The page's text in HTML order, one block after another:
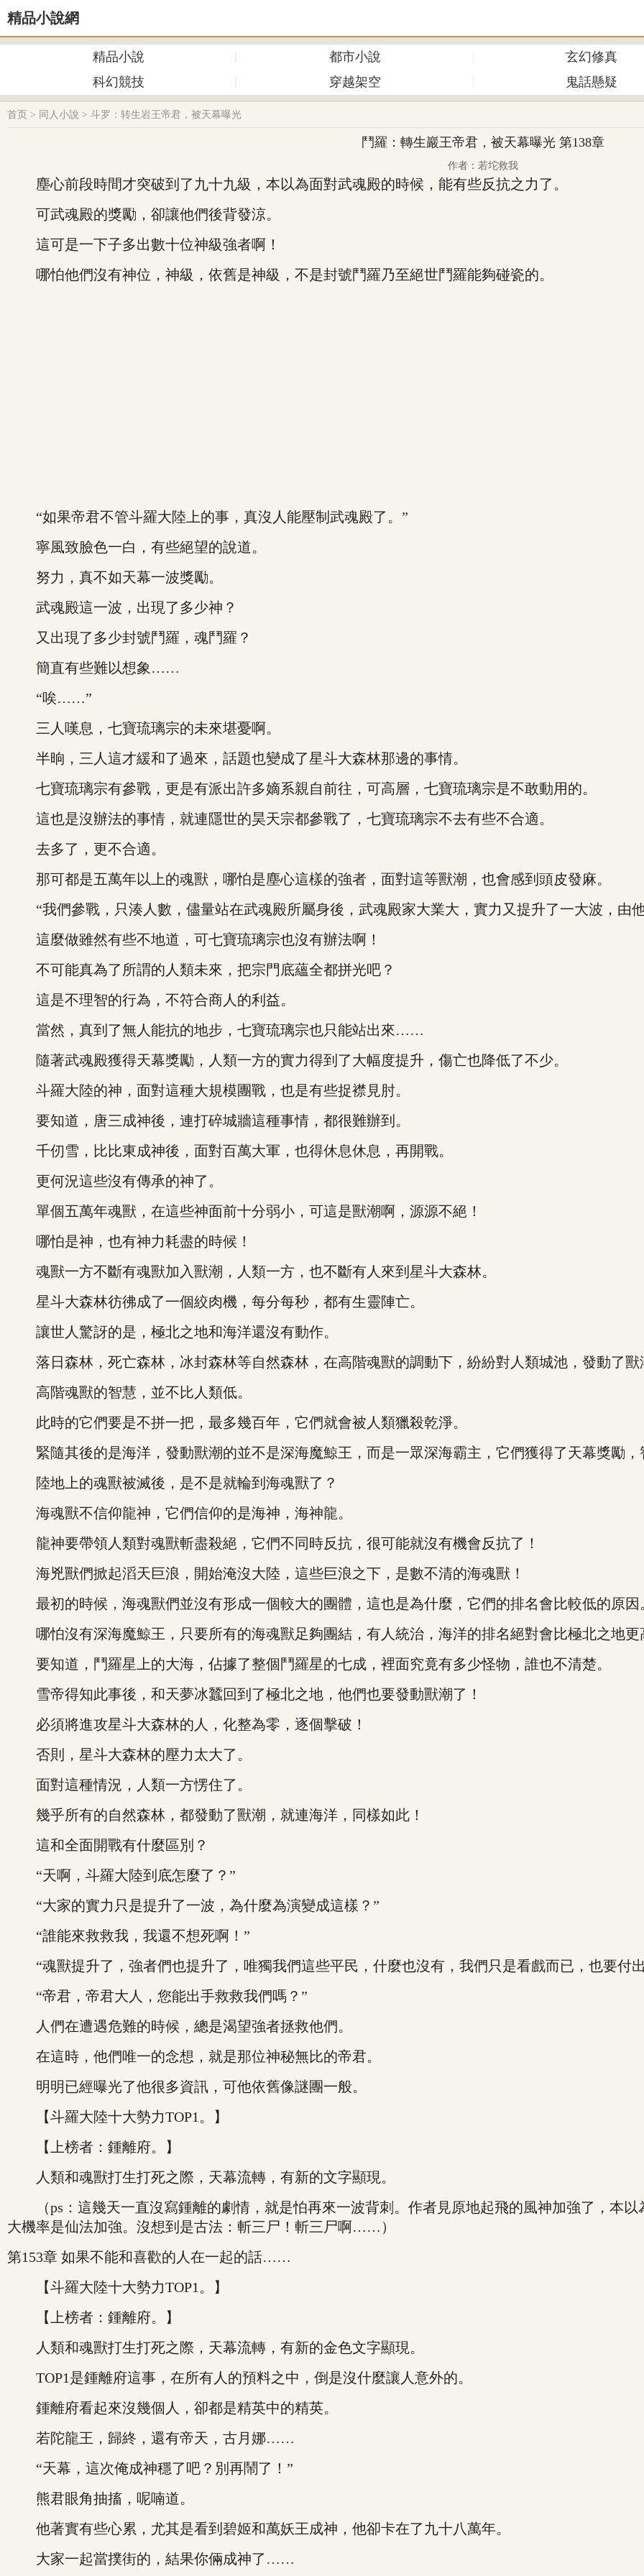
精品小說網
精品小說 都市小說
玄幻修真
科幻競技
穿越架空 鬼話懸疑
首页 > 同人小說 > 斗罗：转生岩王帝君，被天幕曝光
鬥羅：轉生巖王帝君，被天幕曝光 第138章
作者：若坨救我
塵心前段時間才突破到了九十九級，本以為面對武魂殿的時候，能有些反抗之力了。
可武魂殿的獎勵，卻讓他們後背發涼。
這可是一下子多出數十位神級強者啊！
哪怕他們沒有神位，神級，依舊是神級，不是封號鬥羅乃至絕世鬥羅能夠碰瓷的。
“如果帝君不管斗羅大陸上的事，真沒人能壓制武魂殿了。”
寧風致臉色一白，有些絕望的說道。
努力，真不如天幕一波獎勵。
武魂殿這一波，出現了多少神？
又出現了多少封號鬥羅，魂鬥羅？
簡直有些難以想象……
“唉……”
三人嘆息，七寶琉璃宗的未來堪憂啊。
半晌，三人這才緩和了過來，話題也變成了星斗大森林那邊的事情。
七寶琉璃宗有參戰，更是有派出許多嫡系親自前往，可高層，七寶琉璃宗是不敢動用的。
這也是沒辦法的事情，就連隱世的昊天宗都參戰了，七寶琉璃宗不去有些不合適。
去多了，更不合適。
那可都是五萬年以上的魂獸，哪怕是塵心這樣的強者，面對這等獸潮，也會感到頭皮發麻。
“我們參戰，只湊人數，儘量站在武魂殿所屬身後，武魂殿家大業大，實力又提升了一大波，由
這麼做雖然有些不地道，可七寶琉璃宗也沒有辦法啊！
不可能真為了所謂的人類未來，把宗門底蘊全都拼光吧？
這是不理智的行為，不符合商人的利益。
當然，真到了無人能抗的地步，七寶琉璃宗也只能站出來……
隨著武魂殿獲得天幕獎勵，人類一方的實力得到了大幅度提升，傷亡也降低了不少。
斗羅大陸的神，面對這種大規模團戰，也是有些捉襟見肘。
要知道，唐三成神後，連打碎城牆這種事情，都很難辦到。
千仞雪，比比東成神後，面對百萬大軍，也得休息休息，再開戰。
更何況這些沒有傳承的神了。
單個五萬年魂獸，在這些神面前十分弱小，可這是獸潮啊，源源不絕！
哪怕是神，也有神力耗盡的時候！
魂獸一方不斷有魂獸加入獸潮，人類一方，也不斷有人來到星斗大森林。
星斗大森林彷彿成了一個絞肉機，每分每秒，都有生靈陣亡。
讓世人驚訝的是，極北之地和海洋還沒有動作。
落日森林，死亡森林，冰封森林等自然森林，在高階魂獸的調動下，紛紛對人類城池，發動了獸
高階魂獸的智慧，並不比人類低。
此時的它們要是不拼一把，最多幾百年，它們就會被人類獵殺乾淨。
緊隨其後的是海洋，發動獸潮的並不是深海魔鯨王，而是一眾深海霸主，它們獲得了天幕獎勵，
陸地上的魂獸被滅後，是不是就輪到海魂獸了？
海魂獸不信仰龍神，它們信仰的是海神，海神龍。
龍神要帶領人類對魂獸斬盡殺絕，它們不同時反抗，很可能就沒有機會反抗了！
海兇獸們掀起滔天巨浪，開始淹沒大陸，這些巨浪之下，是數不清的海魂獸！
最初的時候，海魂獸們並沒有形成一個較大的團體，這也是為什麼，它們的排名會比較低的原因
哪怕沒有深海魔鯨王，只要所有的海魂獸足夠團結，有人統治，海洋的排名絕對會比極北之地更
要知道，鬥羅星上的大海，佔據了整個鬥羅星的七成，裡面究竟有多少怪物，誰也不清楚。
雪帝得知此事後，和天夢冰蠶回到了極北之地，他們也要發動獸潮了！
必須將進攻星斗大森林的人，化整為零，逐個擊破！
否則，星斗大森林的壓力太大了。
面對這種情況，人類一方愣住了。
幾乎所有的自然森林，都發動了獸潮，就連海洋，同樣如此！
這和全面開戰有什麼區別？
“天啊，斗羅大陸到底怎麼了？”
“大家的實力只是提升了一波，為什麼為演變成這樣？”
“誰能來救救我，我還不想死啊！”
“魂獸提升了，強者們也提升了，唯獨我們這些平民，什麼也沒有，我們只是看戲而已，也要付
“帝君，帝君大人，您能出手救救我們嗎？”
人們在遭遇危難的時候，總是渴望強者拯救他們。
在這時，他們唯一的念想，就是那位神秘無比的帝君。
明明已經曝光了他很多資訊，可他依舊像謎團一般。
【斗羅大陸十大勢力TOP1。】
【上榜者：鍾離府。】
人類和魂獸打生打死之際，天幕流轉，有新的文字顯現。
（ps：這幾天一直沒寫鍾離的劇情，就是怕再來一波背刺。作者見原地起飛的風神加強了，本以
大機率是仙法加強。沒想到是古法：斬三尸！斬三尸啊……）
第153章 如果不能和喜歡的人在一起的話……
【斗羅大陸十大勢力TOP1。】
【上榜者：鍾離府。】
人類和魂獸打生打死之際，天幕流轉，有新的金色文字顯現。
TOP1是鍾離府這事，在所有人的預料之中，倒是沒什麼讓人意外的。
鍾離府看起來沒幾個人，卻都是精英中的精英。
若陀龍王，歸終，還有帝天，古月娜……
“天幕，這次俺成神穩了吧？別再鬧了！”
熊君眼角抽搐，呢喃道。
他著實有些心累，尤其是看到碧姬和萬妖王成神，他卻卡在了九十八萬年。
大家一起當撲街的，結果你倆成神了……